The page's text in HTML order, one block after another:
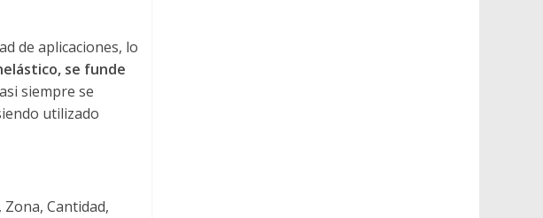
de aplicaciones, lo
se funde
siempre se
utilizado
Cantidad,